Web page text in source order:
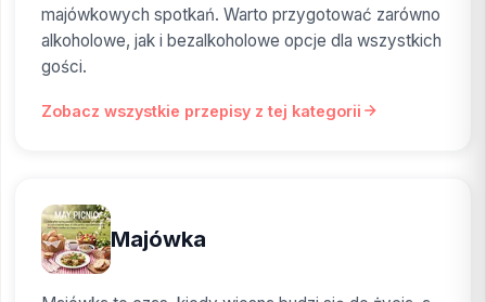
majówkowych spotkań. Warto przygotować zarówno
alkoholowe, jak i bezalkoholowe opcje dla wszystkich
gości.
Zobacz wszystkie przepisy z tej kategorii
Majówka